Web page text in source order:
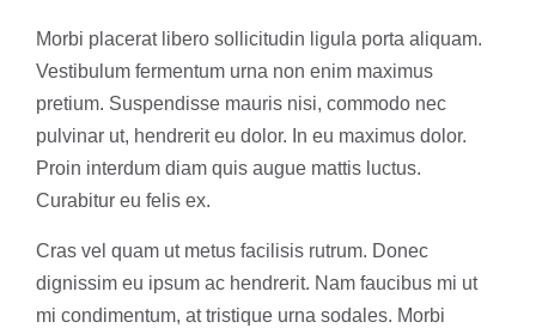
Morbi placerat libero sollicitudin ligula porta aliquam.
Vestibulum fermentum urna non enim maximus
pretium. Suspendisse mauris nisi, commodo nec
pulvinar ut, hendrerit eu dolor. In eu maximus dolor.
Proin interdum diam quis augue mattis luctus.
Curabitur eu felis ex.
Cras vel quam ut metus facilisis rutrum. Donec
dignissim eu ipsum ac hendrerit. Nam faucibus mi ut
mi condimentum, at tristique urna sodales. Morbi